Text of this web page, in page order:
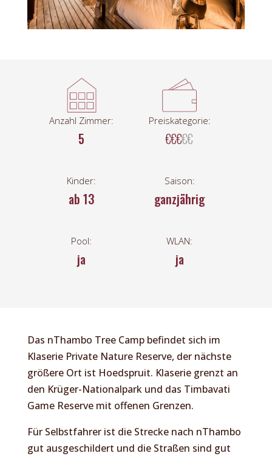
Anzahl Zimmer:
5
Preiskategorie:
€€€€€
Kinder:
ab 13
Saison:
ganzjährig
Pool:
ja
WLAN:
ja
Das nThambo Tree Camp befindet sich im
Klaserie Private Nature Reserve, der nächste
größere Ort ist Hoedspruit. Klaserie grenzt an
den Krüger-Nationalpark und das Timbavati
Game Reserve mit offenen Grenzen.
Für Selbstfahrer ist die Strecke nach nThambo
gut ausgeschildert und die Straßen sind gut